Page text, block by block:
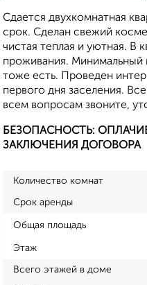
Сдается двухкомнатная
срок. Сделан свежий
чистая теплая и уютная. В
проживания. Минимальный
тоже есть. Проведен
первого дня заселения.
всем вопросам звоните,
БЕЗОПАСНОСТЬ:
ЗАКЛЮЧЕНИЯ ДОГОВОРА
Количество комнат
Срок аренды
Общая площадь
Этаж
Всего этажей в доме